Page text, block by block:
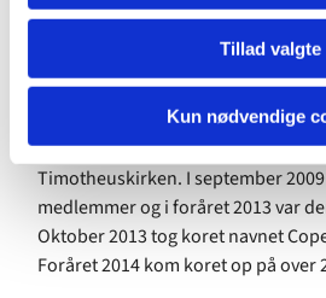
Tillad valgte
Kun nødvendige
Copenhagen Gospel Choir
Copenhagen Gospel Choir startede
frikirke på Frederiksberg, som hed
flyttede koret til Valby og hed på
Gospel Choir. Siden januar 2009
Timotheuskirken. I september
medlemmer og i foråret 2013 var
Oktober 2013 tog koret navnet
Foråret 2014 kom koret op på over